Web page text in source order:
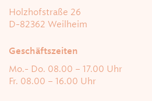
Holzhofstraße 26
D-82362 Weilheim
Geschäftszeiten
Mo.- Do. 08.00 – 17.00 Uhr
Fr. 08.00 – 16.00 Uhr